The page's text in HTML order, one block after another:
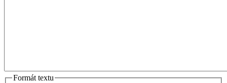
Formát textu